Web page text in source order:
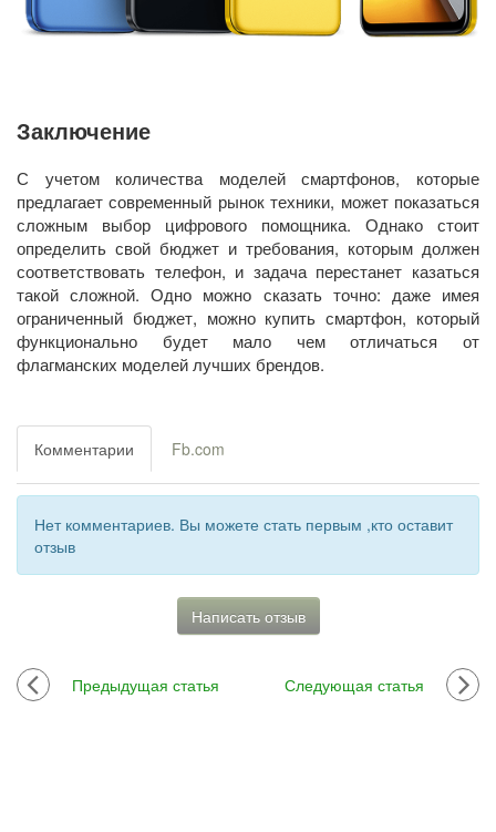
Заключение
С учетом количества моделей смартфонов, которые
предлагает современный рынок техники, может показаться
сложным выбор цифрового помощника. Однако стоит
определить свой бюджет и требования, которым должен
соответствовать телефон, и задача перестанет казаться
такой сложной. Одно можно сказать точно: даже имея
ограниченный бюджет, можно купить смартфон, который
функционально будет мало чем отличаться от
флагманских моделей лучших брендов.
Комментарии Fb.com
Нет комментариев. Вы можете стать первым ,кто оставит
отзыв
Написать отзыв
Предыдущая статья Следующая статья